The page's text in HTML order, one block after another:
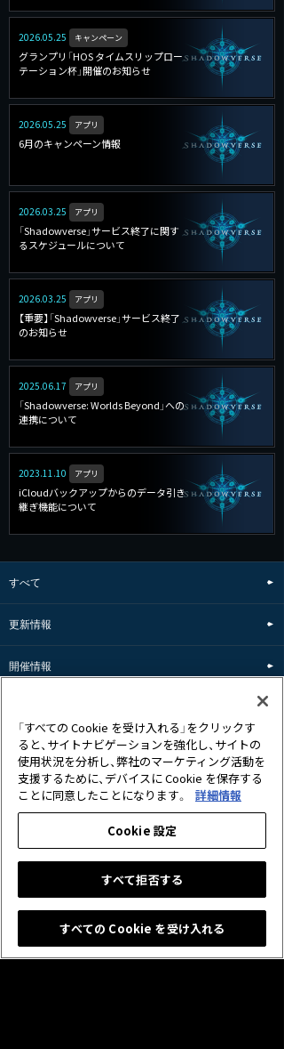
2026.05.25 キャンペーン
グランプリ「HOS タイムスリップロー
テーション杯」開催のお知らせ
2026.05.25 アプリ
6月のキャンペーン情報
2026.03.25 アプリ
「Shadowverse」サービス終了に関す
るスケジュールについて
2026.03.25 アプリ
【重要】「Shadowverse」サービス終了
のお知らせ
2025.06.17 アプリ
「Shadowverse: Worlds Beyond」への
連携について
2023.11.10 アプリ
iCloudバックアップからのデータ引き
継ぎ機能について
すべて
更新情報
開催情報
名称：Shadowverse(シャドウバース)
ジャンル：対戦型オンラインTCG
価格：基本無料（アイテム課金制）
【Google Play版】必須環境：Android 7.0以降
【DMM GAMES版/Steam版】
「すべての Cookie を受け入れる」をクリックす
ると、サイトナビゲーションを強化し、サイトの
使用状況を分析し、弊社のマーケティング活動を
支援するために、デバイスに Cookie を保存する
ことに同意したことになります。
詳細情報
Cookie 設定
すべて拒否する
すべての Cookie を受け入れる